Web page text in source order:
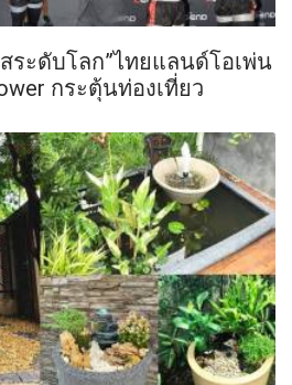
ระดับโลก”ไทยแลนด์โอเพ่น
กระตุ้นท่องเที่ยว